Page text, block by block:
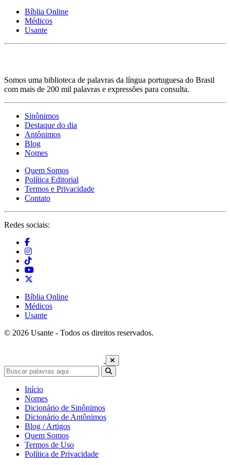
Bíblia Online
Médicos
Usante
Somos uma biblioteca de palavras da língua portuguesa do Brasil
com mais de 200 mil palavras e expressões para consulta.
Sinônimos
Destaque do dia
Antônimos
Blog
Nomes
Quem Somos
Política Editorial
Termos e Privacidade
Contato
Redes sociais:
Bíblia Online
Médicos
Usante
© 2026 Usante - Todos os direitos reservados.
Início
Nomes
Dicionário de Sinônimos
Dicionário de Antônimos
Blog / Artigos
Quem Somos
Termos de Uso
Política de Privacidade